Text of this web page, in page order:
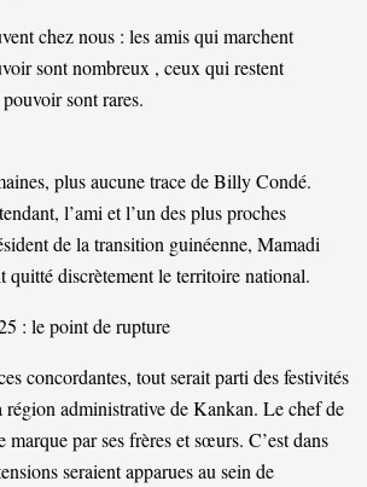
chez nous : les amis qui marchent
sont nombreux , ceux qui restent
sont rares.
plus aucune trace de Billy Condé.
l’ami et l’un des plus proches
de la transition guinéenne, Mamadi
discrètement le territoire national.
: le point de rupture
concordantes, tout serait parti des festivités
région administrative de Kankan. Le chef de
par ses frères et sœurs. C’est dans
seraient apparues au sein de